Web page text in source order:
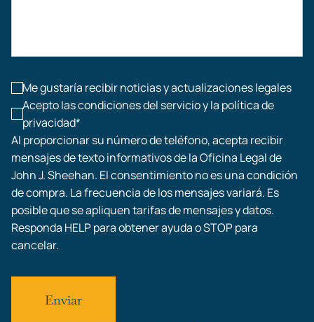
Lesiones laborales
Me gustaría recibir noticias y actualizaciones legales
Acepto las condiciones del servicio y la política de
privacidad*
Al proporcionar su número de teléfono, acepta recibir
mensajes de texto informativos de la Oficina Legal de
John J. Sheehan. El consentimiento no es una condición
de compra. La frecuencia de los mensajes variará. Es
posible que se apliquen tarifas de mensajes y datos.
Responda HELP para obtener ayuda o STOP para
cancelar.